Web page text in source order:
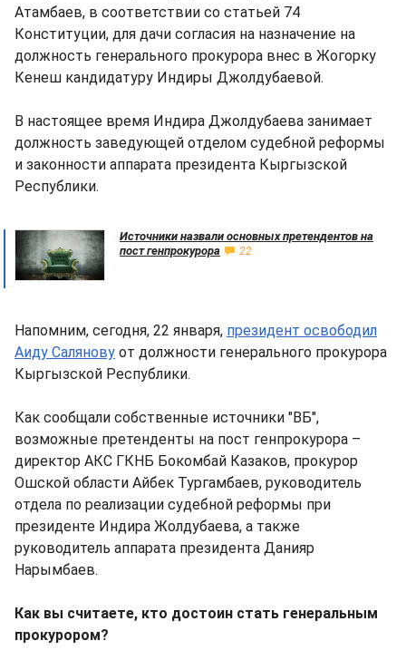
Атамбаев, в соответствии со статьей 74
Конституции, для дачи согласия на назначение на
должность генерального прокурора внес в Жогорку
Кенеш кандидатуру Индиры Джолдубаевой.
В настоящее время Индира Джолдубаева занимает
должность заведующей отделом судебной реформы
и законности аппарата президента Кыргызской
Республики.
Источники назвали основных претендентов на
пост генпрокурора
22
Напомним, сегодня, 22 января, президент освободил
Аиду Салянову от должности генерального прокурора
Кыргызской Республики.
Как сообщали собственные источники "ВБ",
возможные претенденты на пост генпрокурора –
директор АКС ГКНБ Бокомбай Казаков, прокурор
Ошской области Айбек Тургамбаев, руководитель
отдела по реализации судебной реформы при
президенте Индира Жолдубаева, а также
руководитель аппарата президента Данияр
Нарымбаев.
Как вы считаете, кто достоин стать генеральным
прокурором?